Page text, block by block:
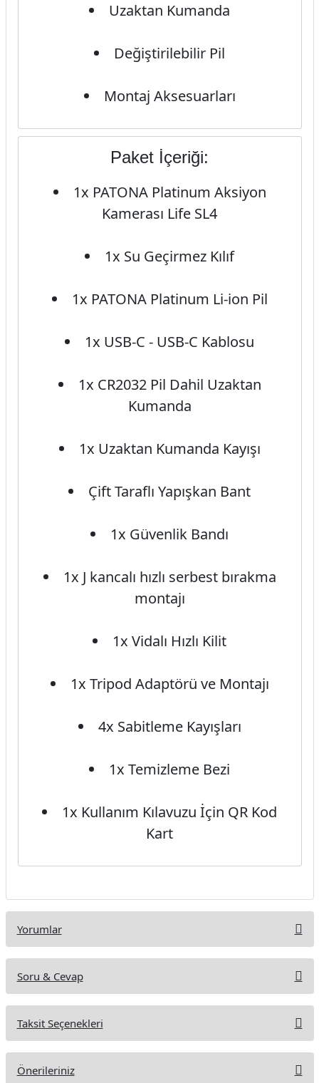
Uzaktan Kumanda
Değiştirilebilir Pil
Montaj Aksesuarları
Paket İçeriği:
1x PATONA Platinum Aksiyon
Kamerası Life SL4
1x Su Geçirmez Kılıf
1x PATONA Platinum Li-ion Pil
1x USB-C - USB-C Kablosu
1x CR2032 Pil Dahil Uzaktan
Kumanda
1x Uzaktan Kumanda Kayışı
Çift Taraflı Yapışkan Bant
1x Güvenlik Bandı
1x J kancalı hızlı serbest bırakma
montajı
1x Vidalı Hızlı Kilit
1x Tripod Adaptörü ve Montajı
4x Sabitleme Kayışları
1x Temizleme Bezi
1x Kullanım Kılavuzu İçin QR Kod
Kart
Yorumlar
Soru & Cevap
Taksit Seçenekleri
Önerileriniz